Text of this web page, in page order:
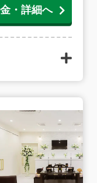
・詳細へ